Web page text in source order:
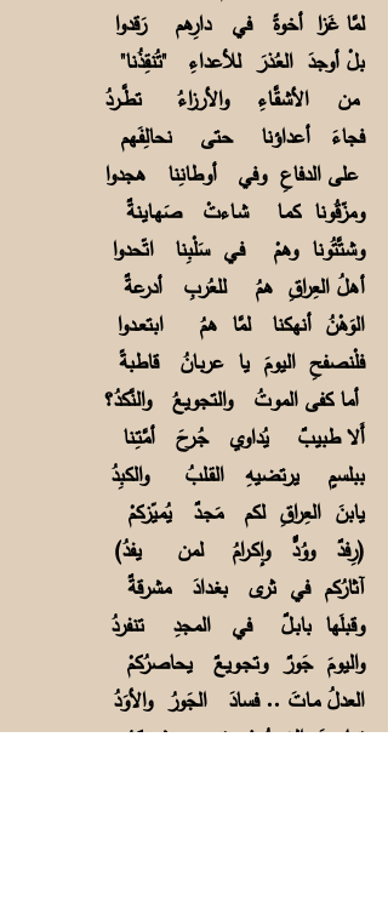
لمَّا غَزا أخوةً في دارِهم رَقدوا
بلْ أوجدَ العُـذرَ للأعداءِ "تُنقِذُنا"
من الأشقَّـاءِ والأرزاءُ تطَّــردُ
فجاءَ أعداؤنا حتى نحالِفَـهم
على الدفاعِ وفي أوطانِنا هجدوا
ومزّقُونا كمـا شـاءتْ صَهـاينةٌ
وشتَّتُونا وهمْ فـي سَلْبِنا اتّحدوا
أهلُ العِراقِ همُ للعُربِ أدرعةٌ
الوَهْنُ أنهكنا لمَّا همُ ابتعــدوا
فلْنصفحِ اليومَ يا عربـانُ قاطبةً
أما كفى الموتُ والتجويعُ والنَّكدُ؟
أَلا طبيبٌ يُداوي جُـرحَ أمَّتِـنا
ببلسمٍ يرتضيهِ القـلبُ والكبِدُ
يابنَ العِراقِ لكم مَجـدٌ يُميّزكمْ
(رِفدٌ ووُدٌّ وإكـرامُ لمن يفدُ)
آثارُكم في ثرى بغـدادَ مشرقةٌ
وقبلَها بابـلٌ في المجدِ تنفردُ
واليومَ جَورٌ وتجـويعٌ يحاصرُكمْ
العدلُ مـاتَ .. فسادَ الجَورُ والأوَدُ
تعاضدَ الغربُ في تجويعِ شعبِكمُ